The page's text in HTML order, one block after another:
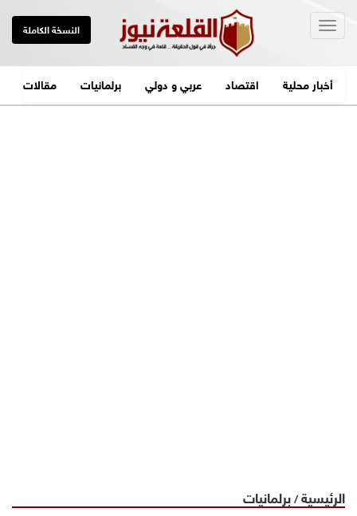
النسخة الكاملة
أخبار محلية اقتصاد عربي و دولي برلمانيات مقالات
الرئيسية/برلمانيات